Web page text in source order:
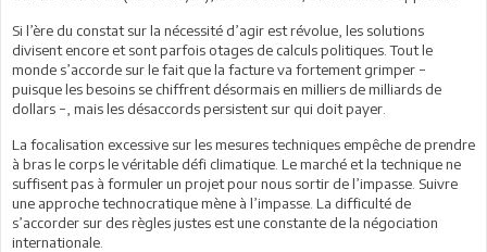
Si l’ère du constat sur la nécessité d’agir est révolue, les solutions
divisent encore et sont parfois otages de calculs politiques. Tout le
monde s’accorde sur le fait que la facture va fortement grimper −
puisque les besoins se chiffrent désormais en milliers de milliards de
dollars −, mais les désaccords persistent sur qui doit payer.
La focalisation excessive sur les mesures techniques empêche de prendre
à bras le corps le véritable défi climatique. Le marché et la technique ne
suffisent pas à formuler un projet pour nous sortir de l’impasse. Suivre
une approche technocratique mène à l’impasse. La difficulté de
s’accorder sur des règles justes est une constante de la négociation
internationale.